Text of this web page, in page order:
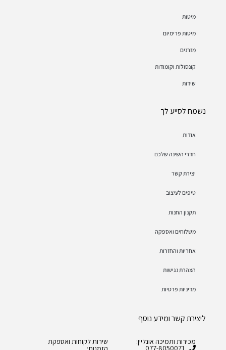
מיטות
מיטות פרימיום
מזרנים
קונסולות וקומודות
שידות
נשמח לסייע לך
אודות
חדרי השינה שלכם
יצירת קשר
טיפים לעיצוב
תקנון החנות
משלוחים ואספקה
אחריות והחזרות
הצהרת נגישות
מדיניות פרטיות
ליצירת קשר ומידע נוסף
מכירות ותמיכה אונליין: שירות לקוחות ואספקת